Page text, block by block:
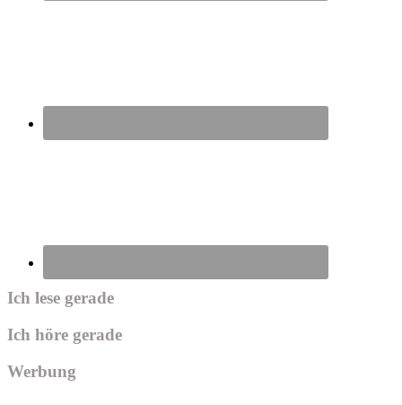
Ich lese gerade
Ich höre gerade
Werbung